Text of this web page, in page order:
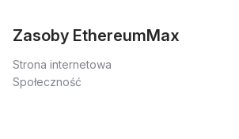
Zasoby EthereumMax
Strona internetowa
Społeczność